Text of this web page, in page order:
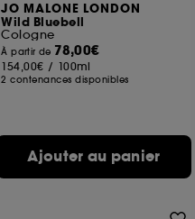
JO MALONE LONDON
Wild Bluebell
Cologne
À partir de 78,00€
154,00€ / 100ml
2 contenances disponibles
Ajouter au panier